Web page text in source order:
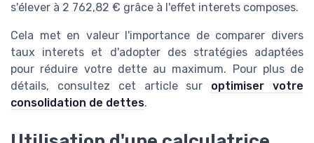
s'élever à 2 762,82 € grâce à l'effet interets composes.
Cela met en valeur l'importance de comparer divers
taux interets et d'adopter des stratégies adaptées
pour réduire votre dette au maximum. Pour plus de
détails, consultez cet article sur optimiser votre
consolidation de dettes.